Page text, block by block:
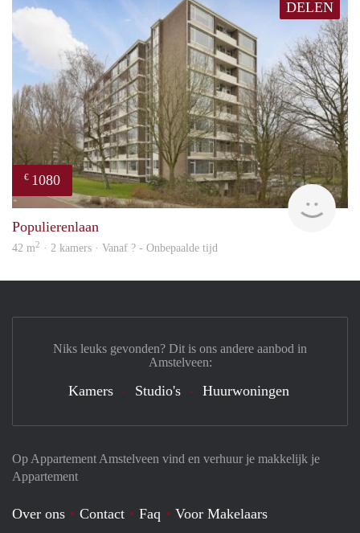
DELEN
€ 1080
Populierenlaan
42 m2 · 2 kamers · Vanaf ? - Onbepaalde tijd
Op Appartement Amstelveen vind en verhuur je makkelijk je
Appartement
Over ons Contact Faq Voor Makelaars
Niks leuks gevonden? Dit is ons andere aanbod in
Amstelveen:
Kamers Studio's Huurwoningen